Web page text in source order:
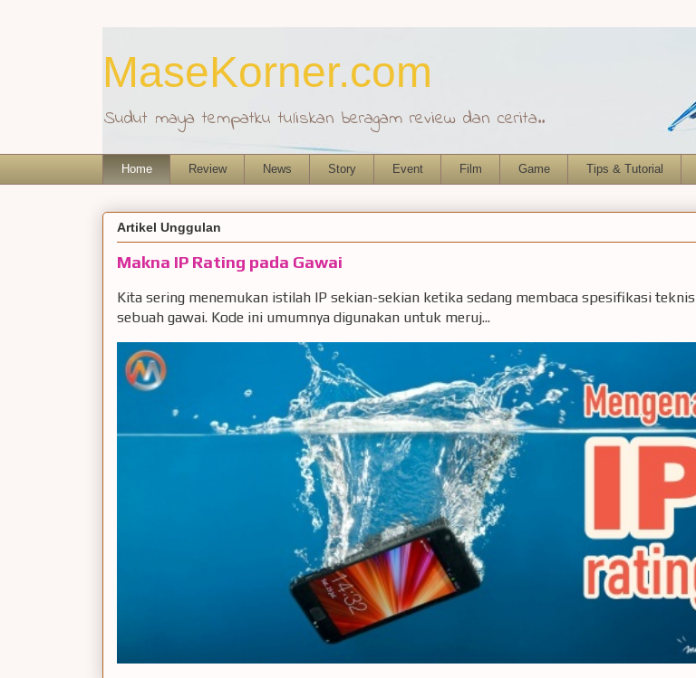
MaseKorner.com
Sudut maya tempatku tuliskan beragam review dan cerita..
Home Review News Story Event Film Game Tips & Tutorial
Artikel Unggulan
Makna IP Rating pada Gawai
Kita sering menemukan istilah IP sekian-sekian ketika sedang membaca spesifikasi teknis
sebuah gawai. Kode ini umumnya digunakan untuk meruj...